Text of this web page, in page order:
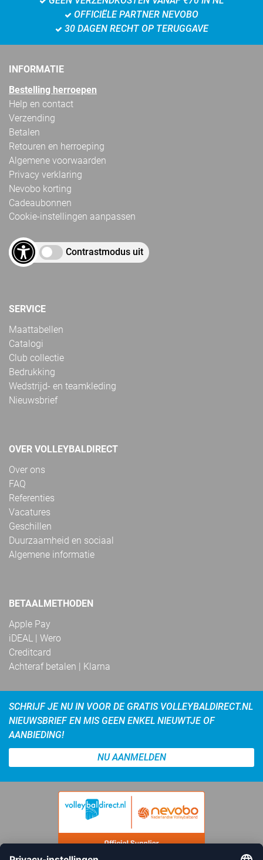
OFFICIËLE PARTNER NEVOBO
30 DAGEN RECHT OP TERUGGAVE
INFORMATIE
Bestelling herroepen
Help en contact
Verzending
Betalen
Retouren en herroeping
Algemene voorwaarden
Privacy verklaring
Nevobo korting
Cadeaubonnen
Cookie-instellingen aanpassen
Contrastmodus uit
SERVICE
Maattabellen
Catalogi
Club collectie
Bedrukking
Wedstrijd- en teamkleding
Nieuwsbrief
OVER VOLLEYBALDIRECT
Over ons
FAQ
Referenties
Vacatures
Geschillen
Duurzaamheid en sociaal
Algemene informatie
BETAALMETHODEN
Apple Pay
iDEAL | Wero
Creditcard
Achteraf betalen | Klarna
SCHRIJF JE NU IN VOOR DE GRATIS VOLLEYBALDIRECT.NL
NIEUWSBRIEF EN MIS GEEN ENKEL NIEUWTJE OF
AANBIEDING!
NU AANMELDEN